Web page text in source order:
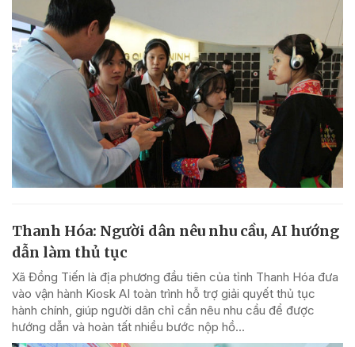
Thanh Hóa: Người dân nêu nhu cầu, AI hướng
dẫn làm thủ tục
Xã Đồng Tiến là địa phương đầu tiên của tỉnh Thanh Hóa đưa
vào vận hành Kiosk AI toàn trình hỗ trợ giải quyết thủ tục
hành chính, giúp người dân chỉ cần nêu nhu cầu để được
hướng dẫn và hoàn tất nhiều bước nộp hồ...